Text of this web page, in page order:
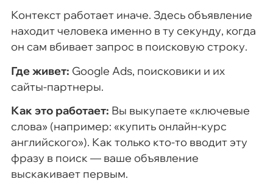
Контекст работает иначе. Здесь объявление
находит человека именно в ту секунду, когда
он сам вбивает запрос в поисковую строку.
Где живет: Google Ads, поисковики и их
сайты-партнеры.
Как это работает: Вы выкупаете «ключевые
слова» (например: «купить онлайн-курс
английского»). Как только кто-то вводит эту
фразу в поиск — ваше объявление
выскакивает первым.